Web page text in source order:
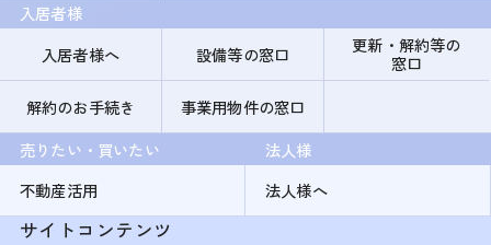
入居者様
入居者様へ
設備等の窓口
更新・解約等の
窓口
解約のお手続き
事業用物件の窓口
売りたい・買いたい
不動産活用
法人様
法人様へ
サイトコンテンツ